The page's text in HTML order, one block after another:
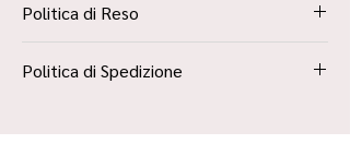
Politica di Reso
“Termini e Condizioni”
Politica di Spedizione